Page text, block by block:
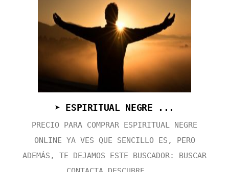
➤ ESPIRITUAL NEGRE ...
PRECIO PARA COMPRAR ESPIRITUAL NEGRE
ONLINE YA VES QUE SENCILLO ES, PERO
ADEMÁS, TE DEJAMOS ESTE BUSCADOR: BUSCAR